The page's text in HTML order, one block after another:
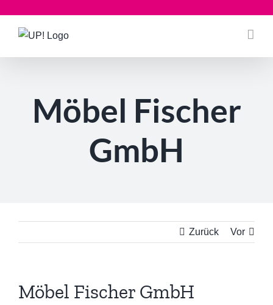
springen
Möbel Fischer
GmbH
Zurück Vor
Möbel Fischer GmbH